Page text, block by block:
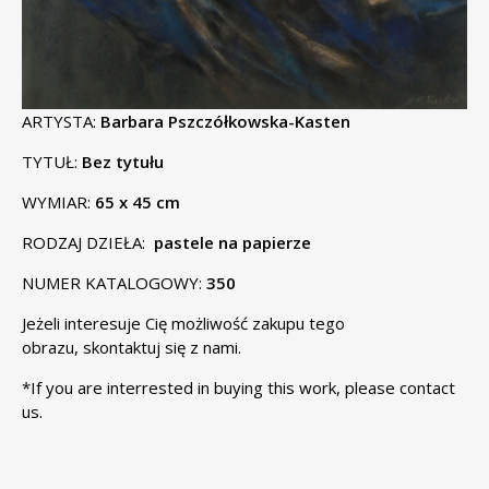
ARTYSTA: Barbara Pszczółkowska-Kasten
TYTUŁ: Bez tytułu
WYMIAR: 65 x 45 cm
RODZAJ DZIEŁA: pastele na papierze
NUMER KATALOGOWY: 350
Jeżeli interesuje Cię możliwość zakupu tego
obrazu, skontaktuj się z nami.
*If you are interrested in buying this work, please contact
us.